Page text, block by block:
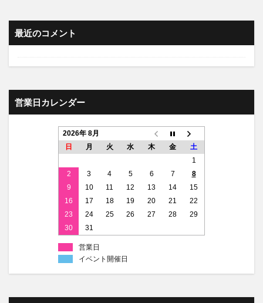
最近のコメント
営業日カレンダー
2026年 8月
日
月 火 水 木 金
土
1
2
3 4 5 6 7
8
9
10 11 12 13 14
15
16
17 18 19 20 21
22
23
24 25 26 27 28
29
30
31
営業日
イベント開催日